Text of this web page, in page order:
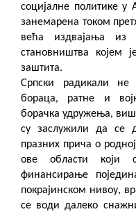
социјалне политике
занемарена током
већа издвајања из
становништва којем
заштита.
Српски радикали не
бораца, ратне и
борачка удружења,
су заслужили да се
празних прича о
ове области који
финансирање
покрајинском нивоу,
се води далеко